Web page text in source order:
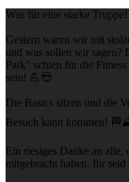
Was für eine starke
Gestern waren wir mit
und was sollen wir sagen?
Park" schien für die
sein! 💪😎
Die Basics sitzen und die
Besuch kann kommen!
Ein riesiges Danke an alle,
mitgebracht haben. Ihr